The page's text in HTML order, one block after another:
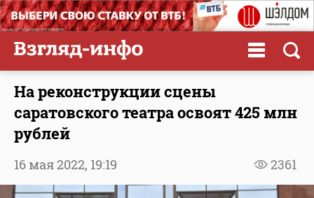
На реконструкции сцены
саратовского театра освоят 425 млн
рублей
2361
16 мая 2022, 19:19